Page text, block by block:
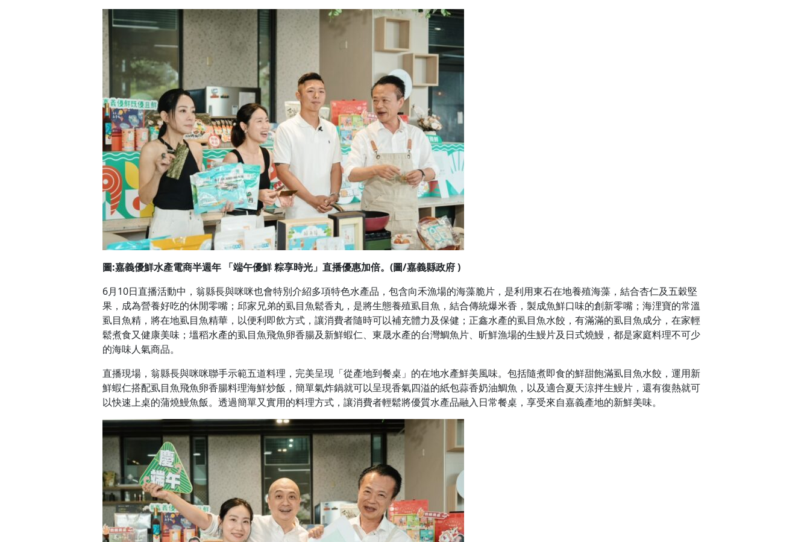
圖:嘉義優鮮水產電商半週年 「端午優鮮 粽享時光」直播優惠加倍。(圖/嘉義縣政府 )
6月10日直播活動中，翁縣長與咪咪也會特別介紹多項特色水產品，包含向禾漁場的海藻脆片，是利用東石在地養殖海藻，結合杏仁及五穀堅
果，成為營養好吃的休閒零嘴；邱家兄弟的虱目魚鬆香丸，是將生態養殖虱目魚，結合傳統爆米香，製成魚鮮口味的創新零嘴；海浬寶的常溫
虱目魚精，將在地虱目魚精華，以便利即飲方式，讓消費者隨時可以補充體力及保健；正鑫水產的虱目魚水餃，有滿滿的虱目魚成分，在家輕
鬆煮食又健康美味；塭稻水產的虱目魚飛魚卵香腸及新鮮蝦仁、東晟水產的台灣鯛魚片、昕鮮漁場的生鰻片及日式燒鰻，都是家庭料理不可少
的海味人氣商品。
直播現場，翁縣長與咪咪聯手示範五道料理，完美呈現「從產地到餐桌」的在地水產鮮美風味。包括隨煮即食的鮮甜飽滿虱目魚水餃，運用新
鮮蝦仁搭配虱目魚飛魚卵香腸料理海鮮炒飯，簡單氣炸鍋就可以呈現香氣四溢的紙包蒜香奶油鯛魚，以及適合夏天涼拌生鰻片，還有復熱就可
以快速上桌的蒲燒鰻魚飯。透過簡單又實用的料理方式，讓消費者輕鬆將優質水產品融入日常餐桌，享受來自嘉義產地的新鮮美味。